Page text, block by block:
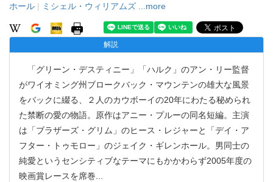
ホール | ミシェル・ウィリアムズ ...more
解説
「グリーン・デスティニー」「ハルク」のアン・リー監督
がワイオミング州ブロークバック・マウンテンの雄大な風景
をバックに綴る、２人のカウボーイの20年にわたる秘められ
た禁断の愛の物語。原作はアニー・プルーの同名短編。主演
は「ブラザーズ・グリム」のヒース・レジャーと「デイ・ア
フター・トゥモロー」のジェイク・ギレンホール。男同士の
純愛というセンシティブなテーマにもかかわらず2005年度の
映画賞レースを席巻...